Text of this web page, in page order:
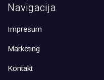
Navigacija
Impresum
Marketing
Kontakt